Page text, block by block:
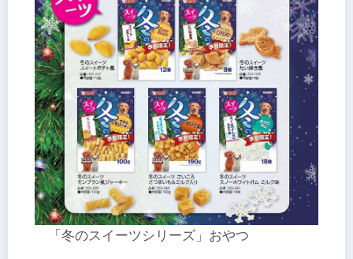
「冬のスイーツシリーズ」おやつ